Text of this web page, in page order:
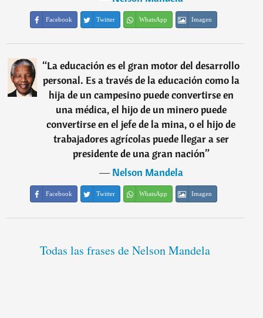
Facebook Twitter WhatsApp Imagen
“La educación es el gran motor del desarrollo
personal. Es a través de la educación como la
hija de un campesino puede convertirse en
una médica, el hijo de un minero puede
convertirse en el jefe de la mina, o el hijo de
trabajadores agrícolas puede llegar a ser
presidente de una gran nación”
―Nelson Mandela
Facebook Twitter WhatsApp Imagen
Todas las frases de Nelson Mandela